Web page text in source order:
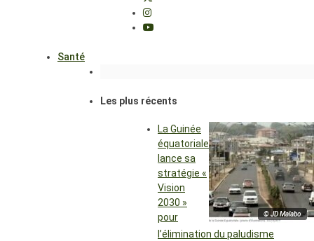
Santé
Les plus récents
© JD Malabo
La Guinée
équatoriale
lance sa
stratégie «
Vision
2030 »
pour
l’élimination du paludisme